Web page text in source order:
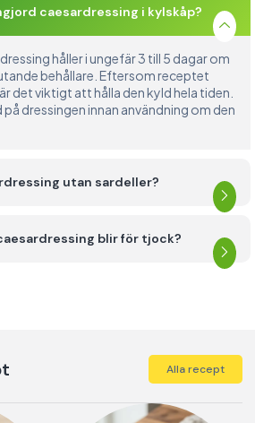
caesardressing i kylskåp?
håller i ungefär 3 till 5 dagar om
behållare. Eftersom receptet
det viktigt att hålla den kyld hela tiden.
dressingen innan användning om den
utan sardeller?
blir för tjock?
Alla recept